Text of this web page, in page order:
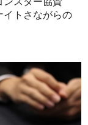
イトさながらの